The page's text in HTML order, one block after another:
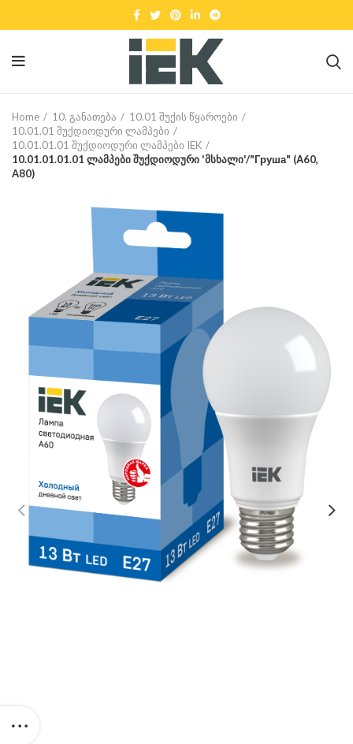
Home 10. განათება
10.01 შუქის წყაროები
10.01.01 შუქდიოდური ლამპები
10.01.01.01 შუქდიოდური ლამპები IEK
10.01.01.01.01 ლამპები შუქდიოდური 'მსხალი'/"Груша" (А60,
A80)